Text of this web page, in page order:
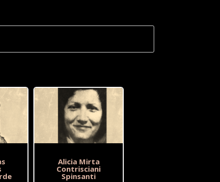
Alicia Mirta
Contrisciani
Spinsanti